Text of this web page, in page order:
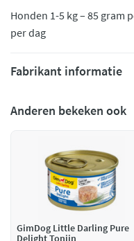
Honden 1-5 kg – 85 gram
per dag
Fabrikant informatie
Anderen bekeken ook
GimDog Little Darling Pure
Delight Tonijn